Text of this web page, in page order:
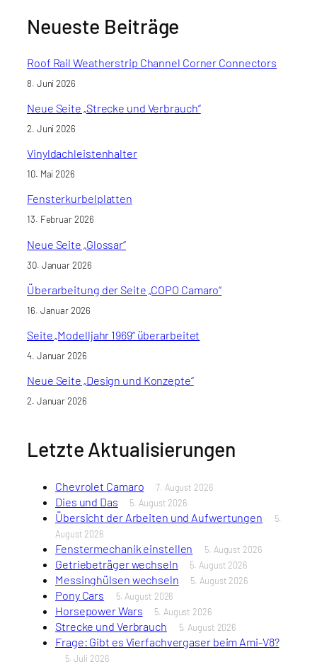
Neueste Beiträge
Roof Rail Weatherstrip Channel Corner Connectors
8. Juni 2026
Neue Seite „Strecke und Verbrauch“
2. Juni 2026
Vinyldachleistenhalter
10. Mai 2026
Fensterkurbelplatten
13. Februar 2026
Neue Seite „Glossar“
30. Januar 2026
Überarbeitung der Seite „COPO Camaro“
16. Januar 2026
Seite „Modelljahr 1969“ überarbeitet
4. Januar 2026
Neue Seite „Design und Konzepte“
2. Januar 2026
Letzte Aktualisierungen
Chevrolet Camaro 7. August 2026
Dies und Das 5. August 2026
Übersicht der Arbeiten und Aufwertungen
5.
August 2026
Fenstermechanik einstellen 5. August 2026
Getriebeträger wechseln 5. August 2026
Messinghülsen wechseln 5. August 2026
Pony Cars 5. August 2026
Horsepower Wars 5. August 2026
Strecke und Verbrauch 5. August 2026
Frage: Gibt es Vierfachvergaser beim Ami-V8?
5. Juli 2026